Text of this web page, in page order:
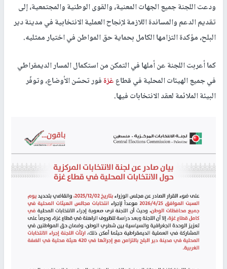
ودعت اللجنة جميع الجهات المعنية، والقوى الوطنية والمجتمعية، إلى
تقديم الدعم والمساندة اللازمة لإنجاح العملية الانتخابية في مدينة دير
البلح، مؤكدة التزامها الكامل بحماية حق المواطن في اختيار ممثليه.
كما أعربت اللجنة عن أملها في التمكن من استكمال المسار الديمقراطي
في جميع الهيئات المحلية في قطاعغزةفور تحسّن الأوضاع، وتوفّر
البيئة الملائمة لعقد الانتخابات فيها.